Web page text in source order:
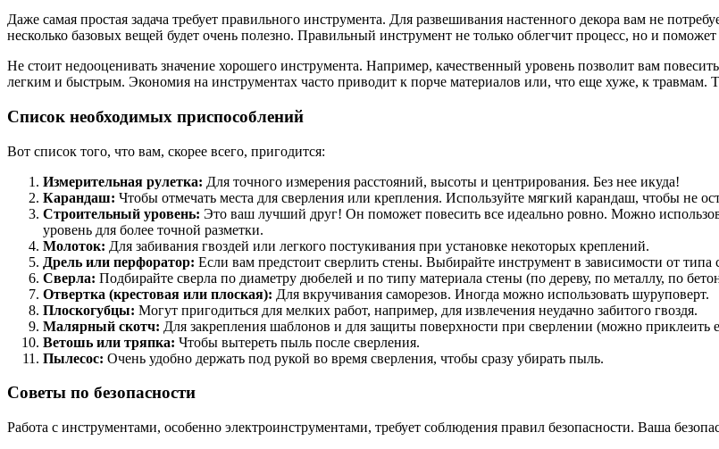
Даже самая простая задача требует правильного инструмента. Для развешивания настенного декора вам не
несколько базовых вещей будет очень полезно. Правильный инструмент не только облегчит процесс, но и
Не стоит недооценивать значение хорошего инструмента. Например, качественный уровень позволит вам
легким и быстрым. Экономия на инструментах часто приводит к порче материалов или, что еще хуже, к травмам.
Список необходимых приспособлений
Вот список того, что вам, скорее всего, пригодится:
Измерительная рулетка: Для точного измерения расстояний, высоты и центрирования. Без нее икуда!
Карандаш: Чтобы отмечать места для сверления или крепления. Используйте мягкий карандаш, чтобы не
Строительный уровень: Это ваш лучший друг! Он поможет повесить все идеально ровно. Можно
уровень для более точной разметки.
Молоток: Для забивания гвоздей или легкого постукивания при установке некоторых креплений.
Дрель или перфоратор: Если вам предстоит сверлить стены. Выбирайте инструмент в зависимости от
Сверла: Подбирайте сверла по диаметру дюбелей и по типу материала стены (по дереву, по металлу, по
Отвертка (крестовая или плоская): Для вкручивания саморезов. Иногда можно использовать шуруповерт.
Плоскогубцы: Могут пригодиться для мелких работ, например, для извлечения неудачно забитого гвоздя.
Малярный скотч: Для закрепления шаблонов и для защиты поверхности при сверлении (можно приклеить
Ветошь или тряпка: Чтобы вытереть пыль после сверления.
Пылесос: Очень удобно держать под рукой во время сверления, чтобы сразу убирать пыль.
Советы по безопасности
Работа с инструментами, особенно электроинструментами, требует соблюдения правил безопасности. Ваша